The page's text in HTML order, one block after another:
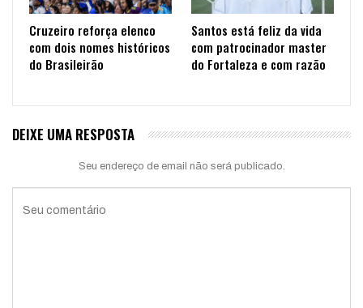
Cruzeiro reforça elenco
com dois nomes históricos
do Brasileirão
Santos está feliz da vida
com patrocinador master
do Fortaleza e com razão
DEIXE UMA RESPOSTA
Seu endereço de email não será publicado.